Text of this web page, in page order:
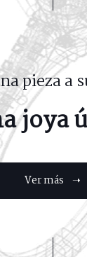
pieza a
joya
Ver más ➝